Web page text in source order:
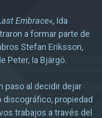
Embrace«, Ida
a formar parte de
Stefan Eriksson,
Peter, Ia Bjärgö.
paso al decidir dejar
discográfico, propiedad
trabajos a través del